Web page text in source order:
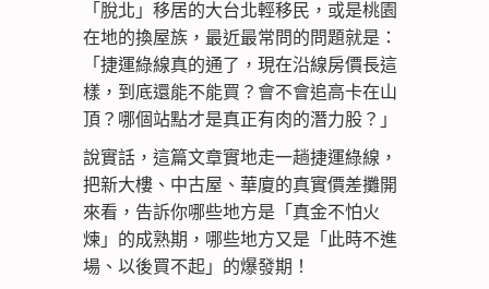
「脫北」移居的大台北輕移民，或是桃園
在地的換屋族，最近最常問的問題就是：
「捷運綠線真的通了，現在沿線房價長這
樣，到底還能不能買？會不會追高卡在山
頂？哪個站點才是真正有肉的潛力股？」
說實話，這篇文章實地走一趟捷運綠線，
把新大樓、中古屋、華廈的真實價差攤開
來看，告訴你哪些地方是「真金不怕火
煉」的成熟期，哪些地方又是「此時不進
場、以後買不起」的爆發期！